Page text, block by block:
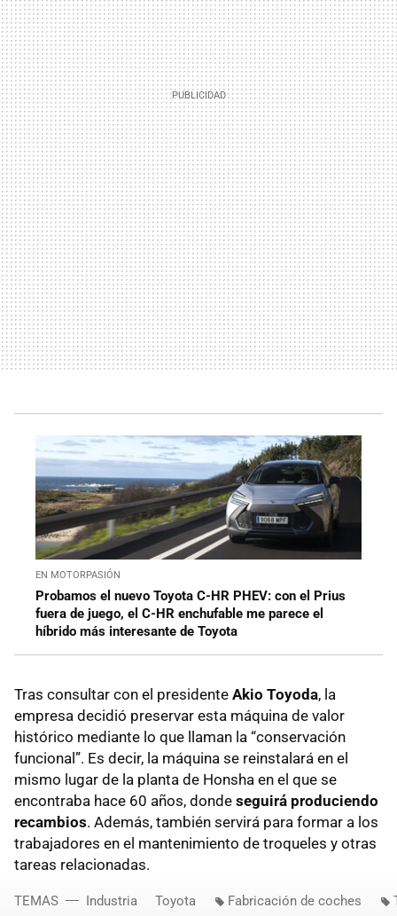
EN MOTORPASIÓN
Probamos el nuevo Toyota C-HR PHEV: con el Prius
fuera de juego, el C-HR enchufable me parece el
híbrido más interesante de Toyota
Tras consultar con el presidente Akio Toyoda, la
empresa decidió preservar esta máquina de valor
histórico mediante lo que llaman la “conservación
funcional”. Es decir, la máquina se reinstalará en el
mismo lugar de la planta de Honsha en el que se
encontraba hace 60 años, donde seguirá produciendo
recambios. Además, también servirá para formar a los
trabajadores en el mantenimiento de troqueles y otras
tareas relacionadas.
TEMAS Industria Toyota Fabricación de coches